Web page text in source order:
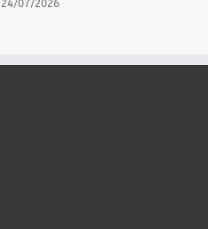
24/07/2026